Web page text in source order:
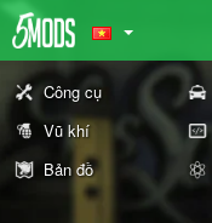
Công cụ
Vũ khí
Bản đồ